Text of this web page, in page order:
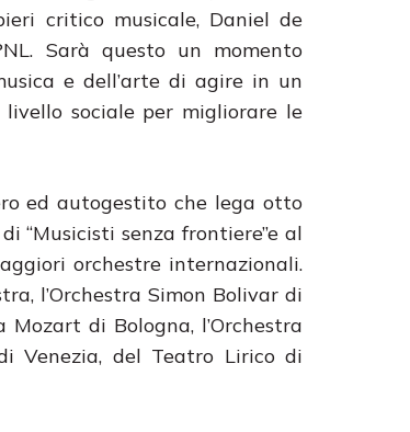
critico musicale, Daniel de
Sarà questo un momento
e dell’arte di agire in un
sociale per migliorare le
ed autogestito che lega otto
“Musicisti senza frontiere”e al
orchestre internazionali.
l’Orchestra Simon Bolivar di
di Bologna, l’Orchestra
Venezia, del Teatro Lirico di